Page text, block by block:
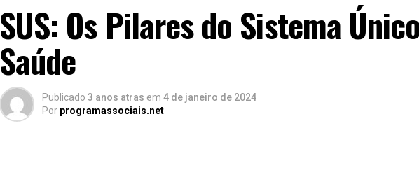
SUS: Os Pilares do Sistema
Saúde
Publicado 3 anos atras em 4 de janeiro de 2024
Por programassociais.net